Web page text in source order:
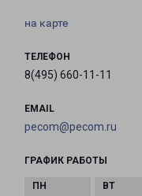
на карте
ТЕЛЕФОН
8(495) 660-11-11
EMAIL
pecom@pecom.ru
ГРАФИК РАБОТЫ